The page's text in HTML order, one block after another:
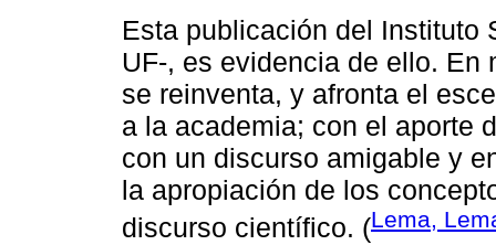
Esta publicación del Instituto
UF-, es evidencia de ello. En
se reinventa, y afronta el
a la academia; con el aporte
con un discurso amigable y
la apropiación de los
discurso científico. (Lema,